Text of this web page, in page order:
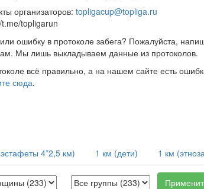
организаторов: topligacup@topliga.ru
topligarun
ошибку в протоколе забега? Пожалуйста,
Мы лишь выкладываем данные из протоколов.
всё правильно, а на нашем сайте есть
сюда.
4*2,5 км) 1 км (дети) 1 км